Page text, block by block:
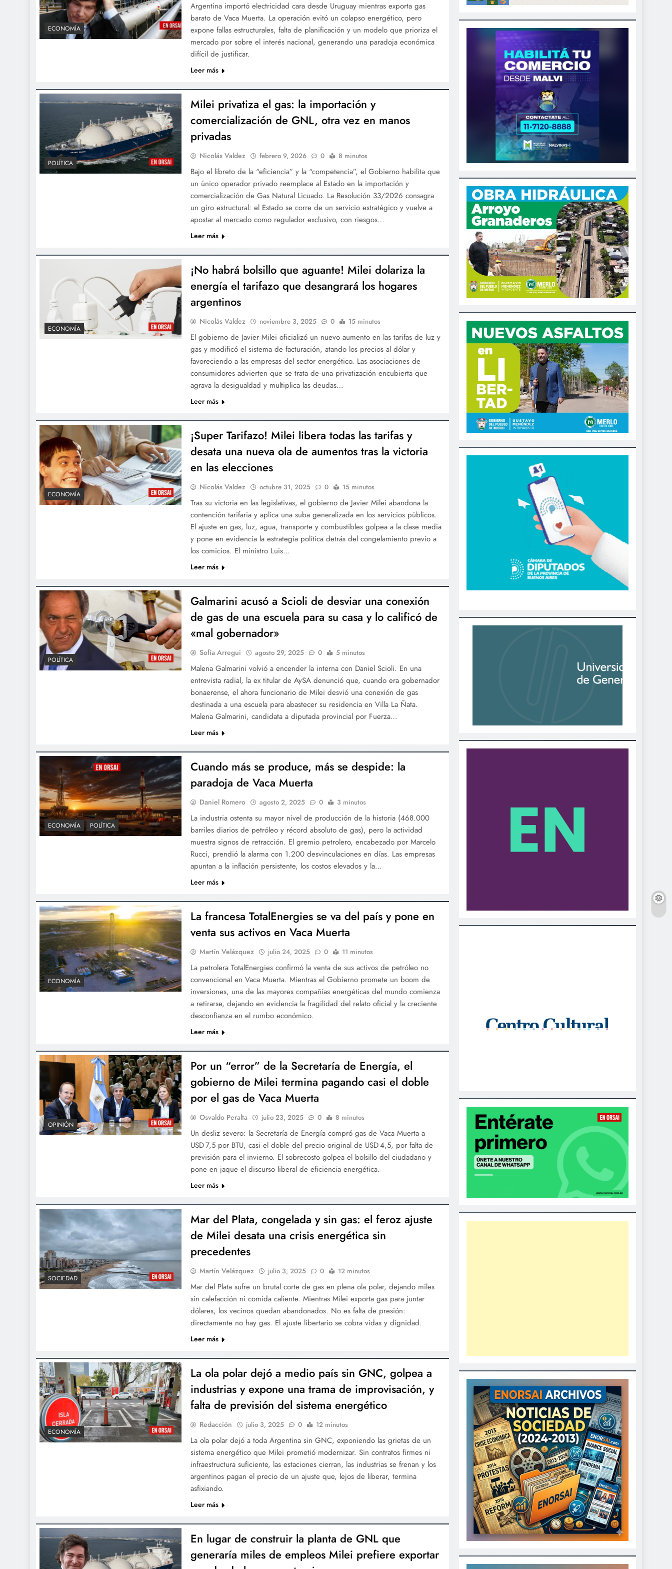
ECONOMÍA
Argentina importó electricidad cara desde Uruguay mientras exporta gas
barato de Vaca Muerta. La operación evitó un colapso energético, pero
expone fallas estructurales, falta de planificación y un modelo que prioriza el
mercado por sobre el interés nacional, generando una paradoja económica
difícil de justificar.
Leer más
POLÍTICA
Milei privatiza el gas: la importación y
comercialización de GNL, otra vez en manos
privadas
Nicolás Valdez febrero 9, 2026 0 8 minutos
Bajo el libreto de la “eficiencia” y la “competencia”, el Gobierno habilita que
un único operador privado reemplace al Estado en la importación y
comercialización de Gas Natural Licuado. La Resolución 33/2026 consagra
un giro estructural: el Estado se corre de un servicio estratégico y vuelve a
apostar al mercado como regulador exclusivo, con riesgos…
Leer más
ECONOMÍA
¡No habrá bolsillo que aguante! Milei dolariza la
energía el tarifazo que desangrará los hogares
argentinos
Nicolás Valdez noviembre 3, 2025 0 15 minutos
El gobierno de Javier Milei oficializó un nuevo aumento en las tarifas de luz y
gas y modificó el sistema de facturación, atando los precios al dólar y
favoreciendo a las empresas del sector energético. Las asociaciones de
consumidores advierten que se trata de una privatización encubierta que
agrava la desigualdad y multiplica las deudas…
Leer más
ECONOMÍA
¡Super Tarifazo! Milei libera todas las tarifas y
desata una nueva ola de aumentos tras la victoria
en las elecciones
Nicolás Valdez octubre 31, 2025 0 15 minutos
Tras su victoria en las legislativas, el gobierno de Javier Milei abandona la
contención tarifaria y aplica una suba generalizada en los servicios públicos.
El ajuste en gas, luz, agua, transporte y combustibles golpea a la clase media
y pone en evidencia la estrategia política detrás del congelamiento previo a
los comicios. El ministro Luis…
Leer más
POLÍTICA
Galmarini acusó a Scioli de desviar una conexión
de gas de una escuela para su casa y lo calificó de
«mal gobernador»
Sofía Arregui agosto 29, 2025 0 5 minutos
Malena Galmarini volvió a encender la interna con Daniel Scioli. En una
entrevista radial, la ex titular de AySA denunció que, cuando era gobernador
bonaerense, el ahora funcionario de Milei desvió una conexión de gas
destinada a una escuela para abastecer su residencia en Villa La Ñata.
Malena Galmarini, candidata a diputada provincial por Fuerza…
Leer más
ECONOMÍA POLÍTICA
Cuando más se produce, más se despide: la
paradoja de Vaca Muerta
Daniel Romero agosto 2, 2025 0 3 minutos
La industria ostenta su mayor nivel de producción de la historia (468.000
barriles diarios de petróleo y récord absoluto de gas), pero la actividad
muestra signos de retracción. El gremio petrolero, encabezado por Marcelo
Rucci, prendió la alarma con 1.200 desvinculaciones en días. Las empresas
apuntan a la inflación persistente, los costos elevados y la…
Leer más
ECONOMÍA
La francesa TotalEnergies se va del país y pone en
venta sus activos en Vaca Muerta
Martín Velázquez julio 24, 2025 0 11 minutos
La petrolera TotalEnergies confirmó la venta de sus activos de petróleo no
convencional en Vaca Muerta. Mientras el Gobierno promete un boom de
inversiones, una de las mayores compañías energéticas del mundo comienza
a retirarse, dejando en evidencia la fragilidad del relato oficial y la creciente
desconfianza en el rumbo económico.
Leer más
OPINIÓN
Por un “error” de la Secretaría de Energía, el
gobierno de Milei termina pagando casi el doble
por el gas de Vaca Muerta
Osvaldo Peralta julio 23, 2025 0 8 minutos
Un desliz severo: la Secretaría de Energía compró gas de Vaca Muerta a
USD 7,5 por BTU, casi el doble del precio original de USD 4,5, por falta de
previsión para el invierno. El sobrecosto golpea el bolsillo del ciudadano y
pone en jaque el discurso liberal de eficiencia energética.
Leer más
SOCIEDAD
Mar del Plata, congelada y sin gas: el feroz ajuste
de Milei desata una crisis energética sin
precedentes
Martín Velázquez julio 3, 2025 0 12 minutos
Mar del Plata sufre un brutal corte de gas en plena ola polar, dejando miles
sin calefacción ni comida caliente. Mientras Milei exporta gas para juntar
dólares, los vecinos quedan abandonados. No es falta de presión:
directamente no hay gas. El ajuste libertario se cobra vidas y dignidad.
Leer más
ECONOMÍA
La ola polar dejó a medio país sin GNC, golpea a
industrias y expone una trama de improvisación, y
falta de previsión del sistema energético
Redacción julio 3, 2025 0 12 minutos
La ola polar dejó a toda Argentina sin GNC, exponiendo las grietas de un
sistema energético que Milei prometió modernizar. Sin contratos firmes ni
infraestructura suficiente, las estaciones cierran, las industrias se frenan y los
argentinos pagan el precio de un ajuste que, lejos de liberar, termina
asfixiando.
Leer más
En lugar de construir la planta de GNL que
generaría miles de empleos Milei prefiere exportar